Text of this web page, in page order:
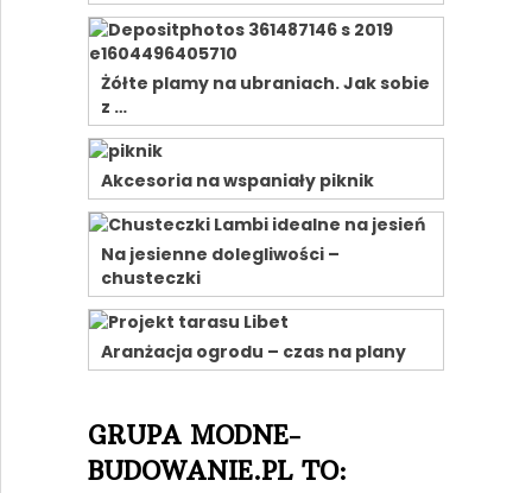
Żółte plamy na ubraniach. Jak sobie
z …
Akcesoria na wspaniały piknik
Na jesienne dolegliwości –
chusteczki
Aranżacja ogrodu – czas na plany
GRUPA MODNE-
BUDOWANIE.PL TO: